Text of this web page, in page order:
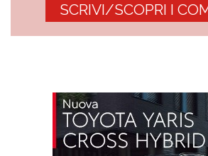
SCRIVI/SCOPRI I